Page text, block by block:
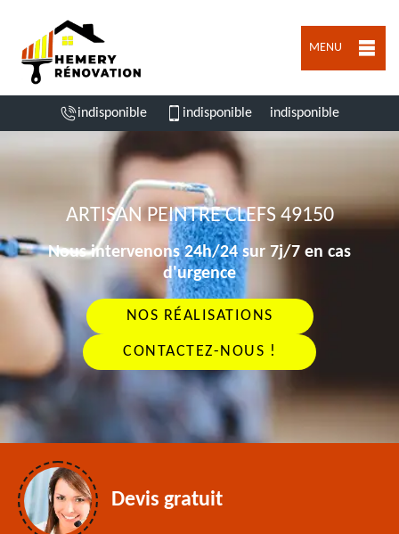
MENU
indisponible indisponible indisponible
ARTISAN PEINTRE CLEFS 49150
Nous intervenons 24h/24 sur 7j/7 en cas
d'urgence
NOS RÉALISATIONS
CONTACTEZ-NOUS !
Devis gratuit